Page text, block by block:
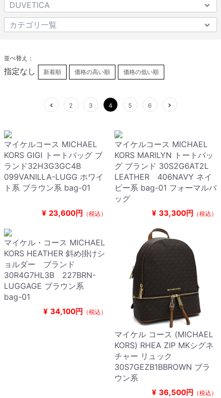
並べ替え：
指定なし 新着順 価格の高い順 価格の低い順
2 3 4 5 6
マイケルコース MICHAEL
KORS GIGI トートバッグ ブ
ランド32H3G3GC4B
099VANILLA-LUGG ホワイ
ト系 ブラウン系 bag-01
¥ 23,600円 （税込）
マイケルコース MICHAEL
KORS MARILYN トートバッ
グ ブランド 30S2G6AT2L
LEATHER 406NAVY ネイ
ビー系 bag-01 フォーマルバ
ッグ
¥ 33,300円 （税込）
マイケル・コース MICHAEL
KORS HEATHER 斜め掛けシ
ョルダー ブランド
30R4G7HL3B 227BRN-
LUGGAGE ブラウン系
bag-01
¥ 34,100円 （税込）
マイケル コース (MICHAEL
KORS) RHEA ZIP MKシグネ
チャー リュック
30S7GEZB1BBROWN ブラ
ウン系
¥ 36,500円 （税込）